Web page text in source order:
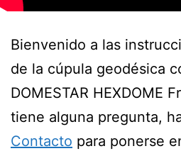
Bienvenido a las
de la cúpula geodésica
DOMESTAR HEXDOME
tiene alguna pregunta,
Contacto para ponerse